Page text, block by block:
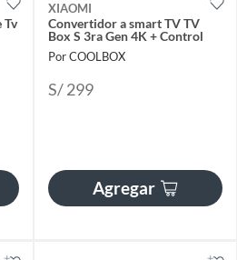
Tv
XIAOMI
Convertidor a smart TV TV
Box S 3ra Gen 4K + Control
Por COOLBOX
S/ 299
Agregar